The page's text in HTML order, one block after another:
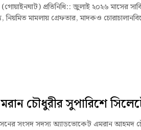
প্রতিনিধি:: ‎জুলাই ২০২৬ মাসের
নিয়মিত মামলায় গ্রেফতার, মাদকও
চৌধুরীর সুপারিশে
সংসদ সদস্য অ্যাডভোকেট এমরান আহমদ